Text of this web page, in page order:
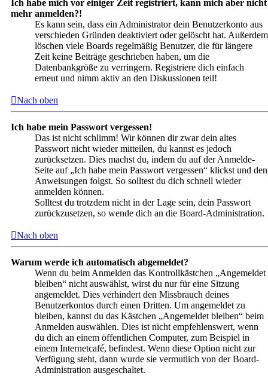
Ich habe mich vor einiger Zeit registriert, kann mich aber nicht
mehr anmelden?!
Es kann sein, dass ein Administrator dein Benutzerkonto aus
verschieden Gründen deaktiviert oder gelöscht hat. Außerdem
löschen viele Boards regelmäßig Benutzer, die für längere
Zeit keine Beiträge geschrieben haben, um die
Datenbankgröße zu verringern. Registriere dich einfach
erneut und nimm aktiv an den Diskussionen teil!
Nach oben
Ich habe mein Passwort vergessen!
Das ist nicht schlimm! Wir können dir zwar dein altes
Passwort nicht wieder mitteilen, du kannst es jedoch
zurücksetzen. Dies machst du, indem du auf der Anmelde-
Seite auf „Ich habe mein Passwort vergessen“ klickst und den
Anweisungen folgst. So solltest du dich schnell wieder
anmelden können.
Solltest du trotzdem nicht in der Lage sein, dein Passwort
zurückzusetzen, so wende dich an die Board-Administration.
Nach oben
Warum werde ich automatisch abgemeldet?
Wenn du beim Anmelden das Kontrollkästchen „Angemeldet
bleiben“ nicht auswählst, wirst du nur für eine Sitzung
angemeldet. Dies verhindert den Missbrauch deines
Benutzerkontos durch einen Dritten. Um angemeldet zu
bleiben, kannst du das Kästchen „Angemeldet bleiben“ beim
Anmelden auswählen. Dies ist nicht empfehlenswert, wenn
du dich an einem öffentlichen Computer, zum Beispiel in
einem Internetcafé, befindest. Wenn diese Option nicht zur
Verfügung steht, dann wurde sie vermutlich von der Board-
Administration ausgeschaltet.